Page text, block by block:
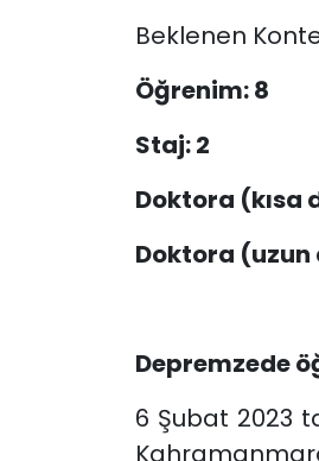
Beklenen
Öğrenim: 8
Staj: 2
Doktora (kısa
Doktora (uzun
Depremzede
6 Şubat 2023